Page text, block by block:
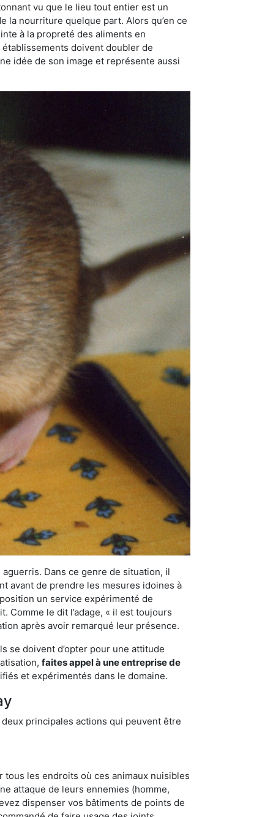
vu que le lieu tout entier est un
la nourriture quelque part. Alors qu’en ce
à la propreté des aliments en
établissements doivent doubler de
idée de son image et représente aussi
Dans ce genre de situation, il
avant de prendre les mesures idoines à
un service expérimenté de
le dit l’adage, « il est toujours
après avoir remarqué leur présence.
se doivent d’opter pour une attitude
faites appel à une entreprise de
et expérimentés dans le domaine.
principales actions qui peuvent être
les endroits où ces animaux nuisibles
attaque de leurs ennemies (homme,
dispenser vos bâtiments de points de